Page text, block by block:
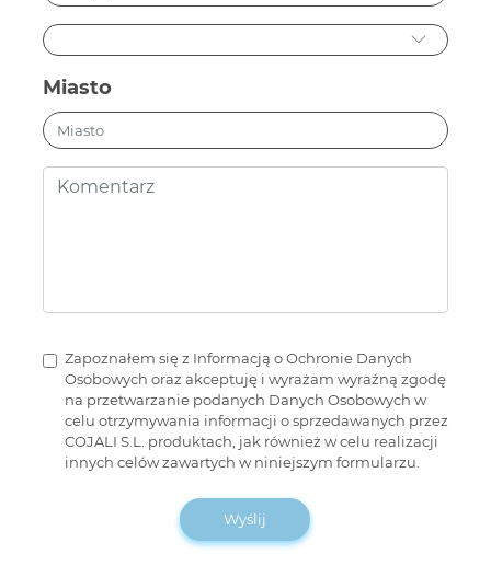
Miasto
Zapoznałem się z Informacją o Ochronie Danych
Osobowych oraz akceptuję i wyrażam wyraźną zgodę
na przetwarzanie podanych Danych Osobowych w
celu otrzymywania informacji o sprzedawanych przez
COJALI S.L. produktach, jak również w celu realizacji
innych celów zawartych w niniejszym formularzu.
Wyślij